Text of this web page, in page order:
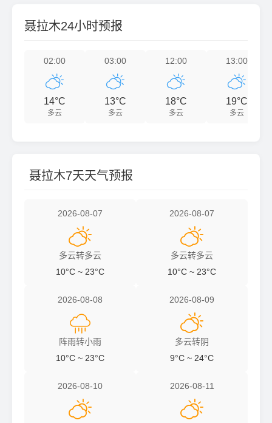
聂拉木24小时预报
02:00

14°C
多云
03:00

13°C
多云
12:00

18°C
多云
13:00

19°C
多云
聂拉木7天天气预报
2026-08-07

多云转多云
10°C ~ 23°C
2026-08-07

多云转多云
10°C ~ 23°C
2026-08-08

阵雨转小雨
10°C ~ 23°C
2026-08-09

多云转阴
9°C ~ 24°C
2026-08-10

2026-08-11
